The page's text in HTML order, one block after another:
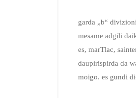
garda „b“
mesame adgili
es, marTlac,
daupirispirda da
moigo. es gundi